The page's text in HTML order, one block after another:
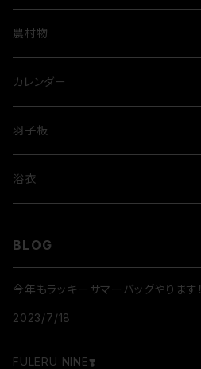
農村物
ルビートマト
米
カレンダー
歌舞伎
隈取
羽子板
浴衣
BLOG
今年もラッキーサマーバッグやります！
2023/7/18
FULERU NINE❣️